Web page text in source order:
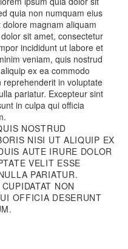
quia non numquam eius
magnam aliquam
sit amet, consectetur
incididunt ut labore et
veniam, quis nostrud
ex ea commodo
in voluptate
pariatur. Excepteur sint
in culpa qui officia
NOSTRUD
NISI UT ALIQUIP EX
AUTE IRURE DOLOR
VELIT ESSE
PARIATUR.
NON
OFFICIA DESERUNT